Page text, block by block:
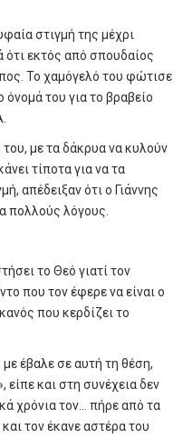
στιγμή της μέχρι
ότι εκτός από σπουδαίος
Το χαμόγελό του φώτισε
του για το βραβείο
με τα δάκρυα να κυλούν
τίποτα για να τα
απέδειξαν ότι ο Γιάννης
πολλούς λόγους.
το Θεό γιατί τον
που τον έφερε να είναι ο
που κερδίζει το
έβαλε σε αυτή τη θέση,
και στη συνέχεια δεν
χρόνια τον… πήρε από τα
τον έκανε αστέρα του